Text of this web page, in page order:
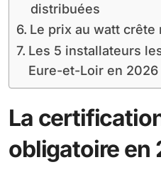
distribuées
Le prix au watt
Les 5 installateurs
Eure-et-Loir en 2026
La
obligatoire en